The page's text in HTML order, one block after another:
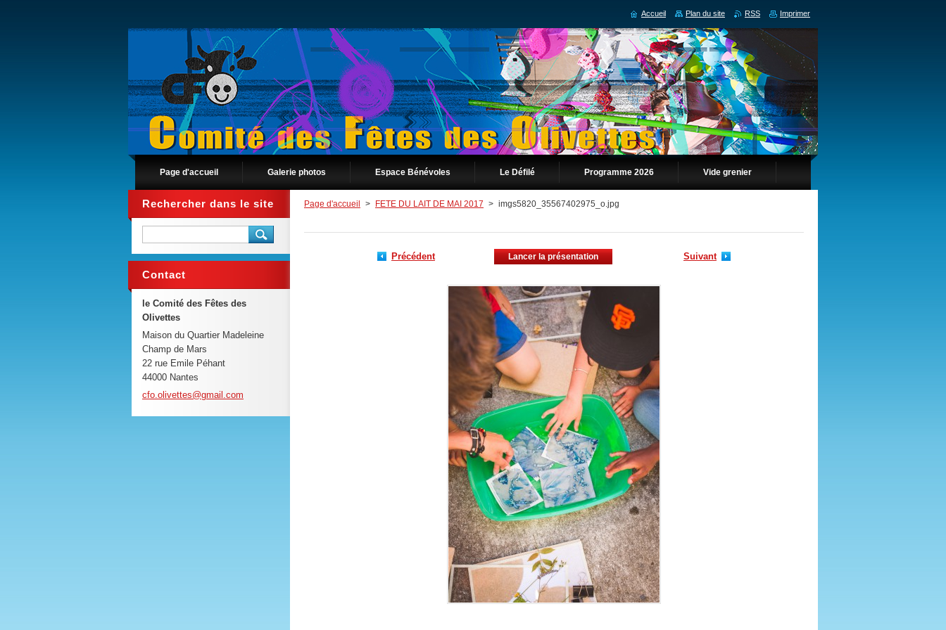
Page d'accueil Galerie photos Espace Bénévoles Le Défilé Programme 2026 Vide grenier
Page d'accueil > FETE DU LAIT DE MAI 2017 > imgs5820_35567402975_o.jpg
Précédent Lancer la présentation Suivant
Rechercher dans le site
Contact
le Comité des Fêtes des
Olivettes
Maison du Quartier Madeleine
Champ de Mars
22 rue Emile Péhant
44000 Nantes
cfo.olivettes@gmail.com
Accueil Plan du site RSS Imprimer